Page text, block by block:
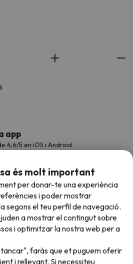
app
4,6/5 en iOS i Android.
és molt important
per donar-te una experiència
i poder mostrar
segons el teu perfil de navegació.
a mostrar el contingut sobre
i optimitzar la nostra web per a
faràs que et puguem oferir
i rellevant. Si necessiteu